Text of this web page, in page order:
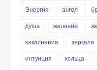
Энергия
ангел
душа
желание
заклинания
зеркало
интуиция
кольца